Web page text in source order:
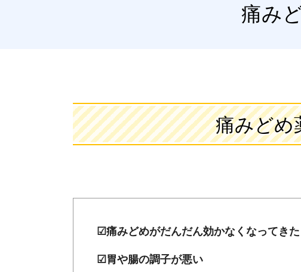
痛み
痛みどめ
☑痛みどめがだんだん効かなくなってきた
☑胃や腸の調子が悪い